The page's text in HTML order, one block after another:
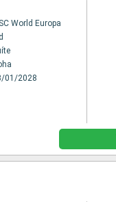
World Europa
01/2028